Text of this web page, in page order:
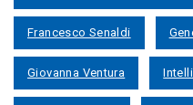
Francesco Senaldi
Giovanna Ventura